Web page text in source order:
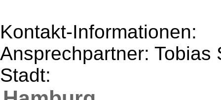
Kontakt-Informationen:
Ansprechpartner: Tobias
Stadt: